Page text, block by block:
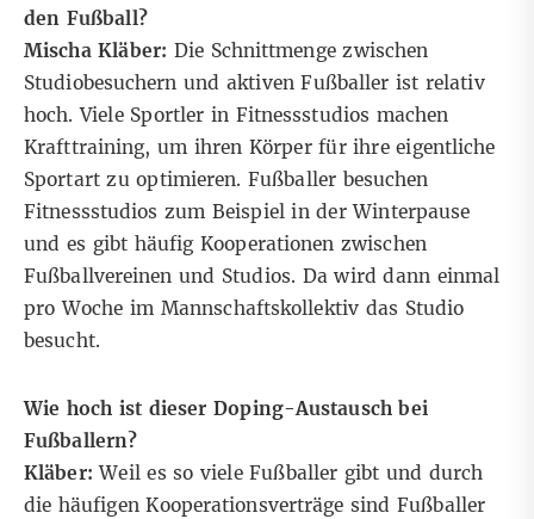
den Fußball?
Mischa Kläber: Die Schnittmenge zwischen
Studiobesuchern und aktiven Fußballer ist relativ
hoch. Viele Sportler in Fitnessstudios machen
Krafttraining, um ihren Körper für ihre eigentliche
Sportart zu optimieren. Fußballer besuchen
Fitnessstudios zum Beispiel in der Winterpause
und es gibt häufig Kooperationen zwischen
Fußballvereinen und Studios. Da wird dann einmal
pro Woche im Mannschaftskollektiv das Studio
besucht.
Wie hoch ist dieser Doping-Austausch bei
Fußballern?
Kläber:Weil es so viele Fußballer gibt und durch
die häufigen Kooperationsverträge sind Fußballer